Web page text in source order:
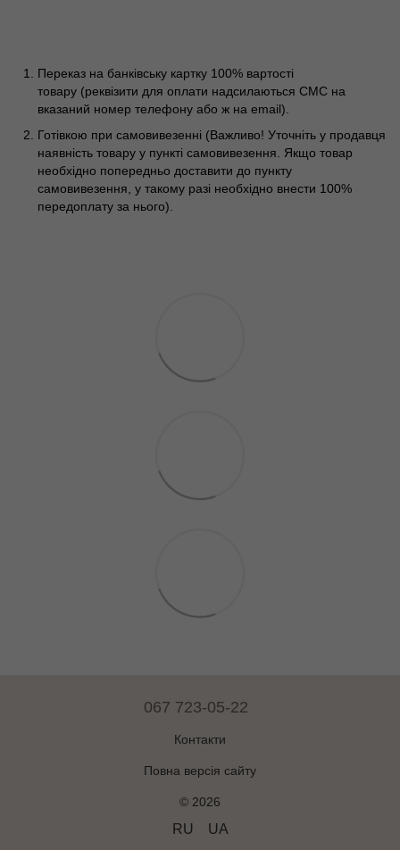
Переказ на банківську картку 100% вартості
товару (реквізити для оплати надсилаються СМС на
вказаний номер телефону або ж на email).
Готівкою при самовивезенні (Важливо! Уточніть у продавця
наявність товару у пункті самовивезення. Якщо товар
необхідно попередньо доставити до пункту
самовивезення, у такому разі необхідно внести 100%
передоплату за нього).
067 723-05-22
Контакти
Повна версія сайту
© 2026
RU UA